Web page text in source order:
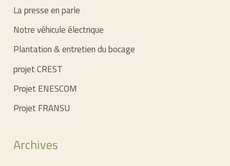
La presse en parle
Notre véhicule électrique
Plantation & entretien du bocage
projet CREST
Projet ENESCOM
Projet FRANSU
Archives